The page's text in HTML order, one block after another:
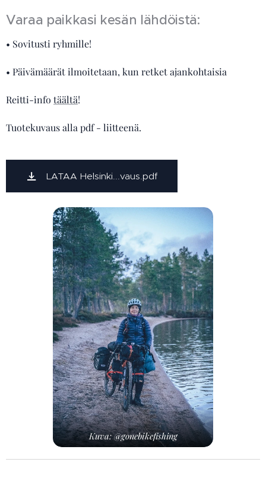
Varaa paikkasi kesän lähdöistä:
• Sovitusti ryhmille!
• Päivämäärät ilmoitetaan, kun retket ajankohtaisia
Reitti-info täältä!
Tuotekuvaus alla pdf - liitteenä.
LATAA Helsinki...vaus.pdf
Kuva: @gonebikefishing